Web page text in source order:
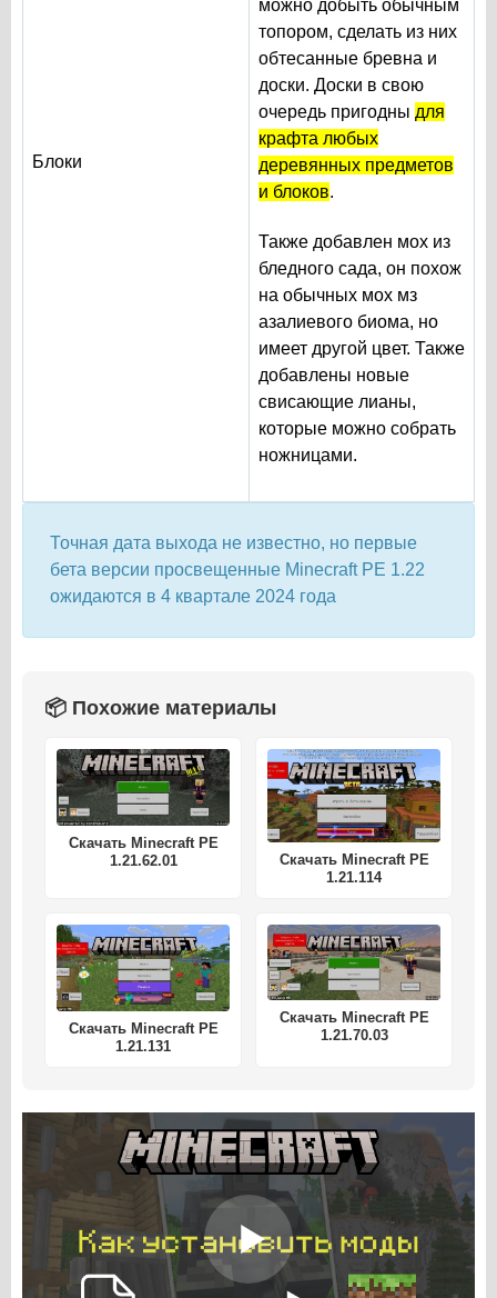
Блоки
можно добыть обычным
топором, сделать из них
обтесанные бревна и
доски. Доски в свою
очередь пригодны для
крафта любых
деревянных предметов
и блоков.
Также добавлен мох из
бледного сада, он похож
на обычных мох мз
азалиевого биома, но
имеет другой цвет. Также
добавлены новые
свисающие лианы,
которые можно собрать
ножницами.
Точная дата выхода не известно, но первые
бета версии просвещенные Minecraft PE 1.22
ожидаются в 4 квартале 2024 года
📦 Похожие материалы
Скачать Minecraft PE
1.21.62.01
Скачать Minecraft PE
1.21.114
Скачать Minecraft PE
1.21.131
Скачать Minecraft PE
1.21.70.03